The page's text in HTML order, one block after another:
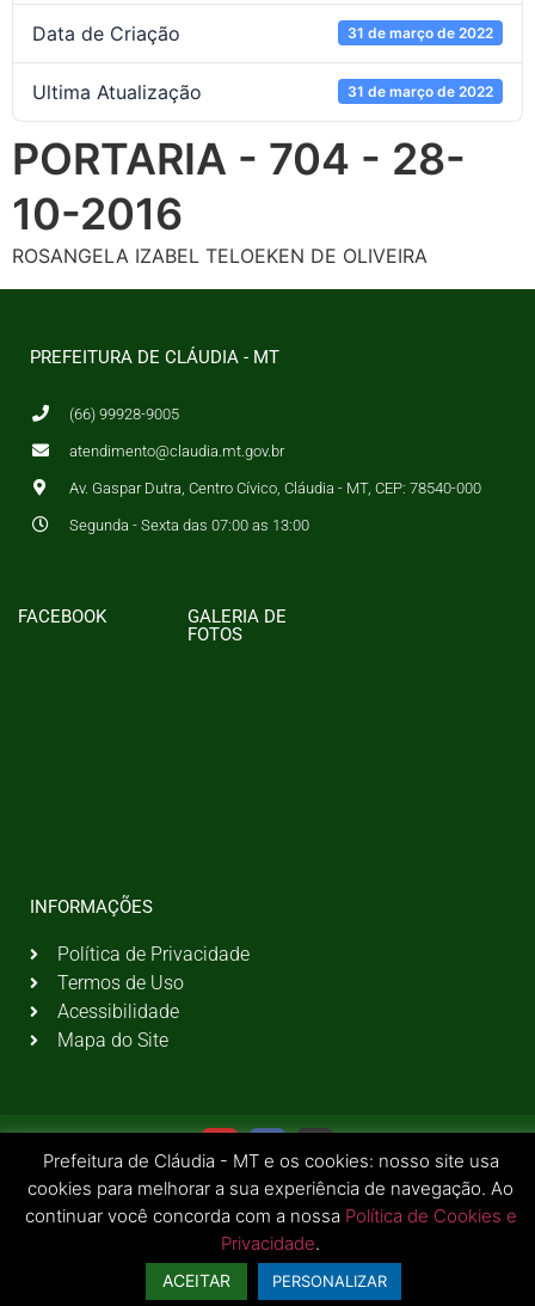
Data de Criação 31 de março de 2022
Ultima Atualização 31 de março de 2022
PORTARIA - 704 - 28-
10-2016
ROSANGELA IZABEL TELOEKEN DE OLIVEIRA
PREFEITURA DE CLÁUDIA - MT
(66) 99928-9005
atendimento@claudia.mt.gov.br
Av. Gaspar Dutra, Centro Cívico, Cláudia - MT, CEP: 78540-000
Segunda - Sexta das 07:00 as 13:00
FACEBOOK
GALERIA DE
FOTOS
INFORMAÇÕES
Política de Privacidade
Termos de Uso
Acessibilidade
Mapa do Site
© 2026 Todos os Direitos Reservados | Prefeitura Municipal de Cláudia - MT
Prefeitura de Cláudia - MT e os cookies: nosso site usa
cookies para melhorar a sua experiência de navegação. Ao
continuar você concorda com a nossa Política de Cookies e
Privacidade.
ACEITAR PERSONALIZAR